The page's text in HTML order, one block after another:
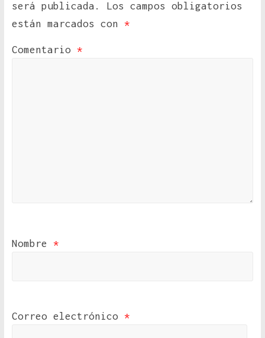
será publicada.
Los campos obligatorios
están marcados con *
Comentario *
Nombre *
Correo electrónico *